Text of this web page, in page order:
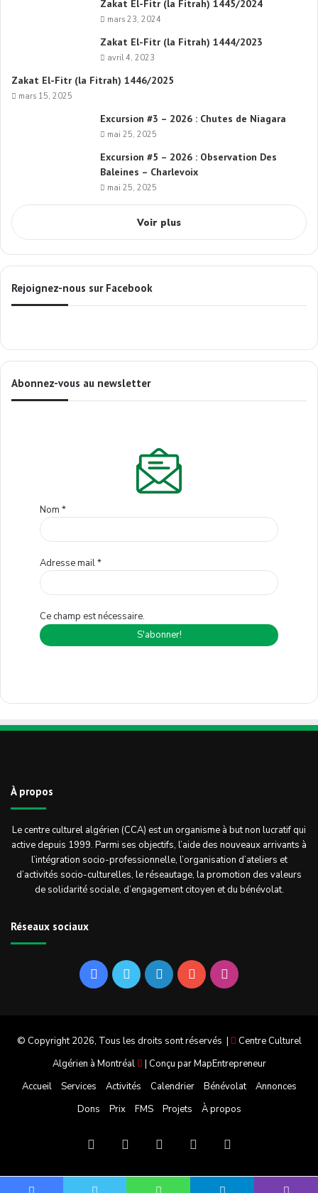
Zakat El-Fitr (la Fitrah) 1445/2024
mars 23, 2024
Zakat El-Fitr (la Fitrah) 1444/2023
avril 4, 2023
Zakat El-Fitr (la Fitrah) 1446/2025
mars 15, 2025
Excursion #3 – 2026 : Chutes de Niagara
mai 25, 2025
Excursion #5 – 2026 : Observation Des
Baleines – Charlevoix
mai 25, 2025
Voir plus
Rejoignez-nous sur Facebook
Abonnez-vous au newsletter
Nom *
Adresse mail*
Ce champ est nécessaire.
À propos
Le centre culturel algérien (CCA) est un organisme à but non lucratif qui
active depuis 1999. Parmi ses objectifs, l’aide des nouveaux arrivants à
l’intégration socio-professionnelle, l’organisation d’ateliers et
d’activités socio-culturelles, le réseautage, la promotion des valeurs
de solidarité sociale, d’engagement citoyen et du bénévolat.
Réseaux sociaux
FacebookTwitterLinkedinYouTubeInstagram
© Copyright 2026, Tous les droits sont réservés |
Centre Culturel
Algérien à Montréal
| Conçu parMapEntrepreneur
Accueil
Services Activités Calendrier Bénévolat
Annonces
Dons
Prix FMS Projets À propos
FacebookTwitter LinkedinYouTube